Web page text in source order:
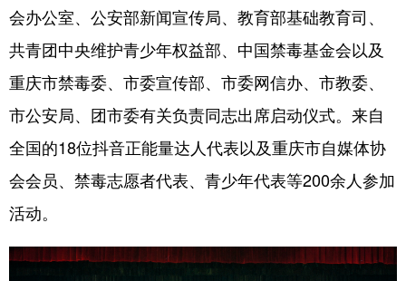
会办公室、公安部新闻宣传局、教育部基础教育司、
共青团中央维护青少年权益部、中国禁毒基金会以及
重庆市禁毒委、市委宣传部、市委网信办、市教委、
市公安局、团市委有关负责同志出席启动仪式。来自
全国的18位抖音正能量达人代表以及重庆市自媒体协
会会员、禁毒志愿者代表、青少年代表等200余人参加
活动。